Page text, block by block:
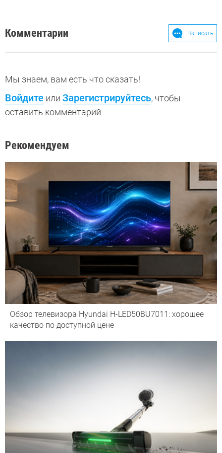
Комментарии Написать
Мы знаем, вам есть что сказать!
Войдите или Зарегистрируйтесь, чтобы
оставить комментарий
Рекомендуем
Обзор телевизора Hyundai H-LED50BU7011: хорошее
качество по доступной цене